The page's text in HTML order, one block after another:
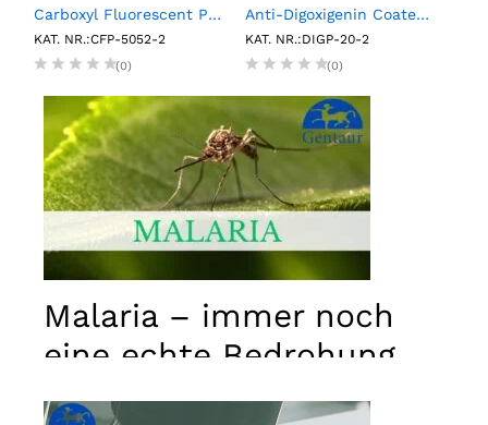
Carboxyl Fluorescent Particles, Yellow, 0.5%w/v, 5.0-5.9µm, 2mL
KAT. NR.:CFP-5052-2
(0)
Anti-Digoxigenin Coated Polystyrene Particles, 2.0- 2.4µm, 0.1%w/v, 2mL
KAT. NR.:DIGP-20-2
(0)
Malaria – immer noch
eine echte Bedrohung